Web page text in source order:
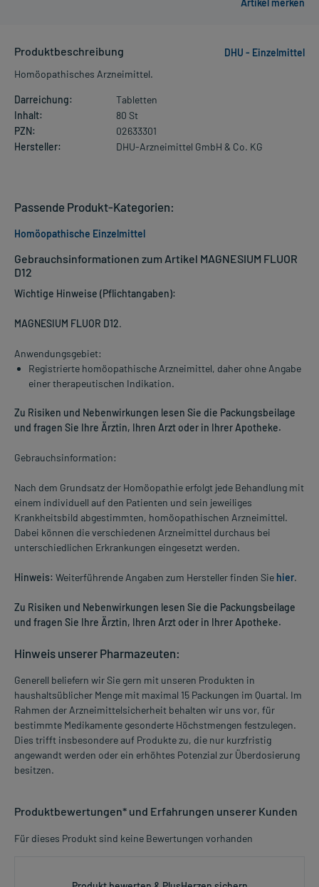
Produktbeschreibung
DHU - Einzelmittel
Homöopathisches Arzneimittel.
Darreichung:
Tabletten
Inhalt:
80 St
PZN:
02633301
Hersteller:
DHU-Arzneimittel GmbH & Co. KG
Gebrauchsinformationen zum Artikel MAGNESIUM FLUOR
D12
Wichtige Hinweise (Pflichtangaben):
MAGNESIUM FLUOR D12.
Anwendungsgebiet:
Registrierte homöopathische Arzneimittel, daher ohne Angabe
einer therapeutischen Indikation.
Zu Risiken und Nebenwirkungen lesen Sie die Packungsbeilage
und fragen Sie Ihre Ärztin, Ihren Arzt oder in Ihrer Apotheke.
Gebrauchsinformation:
Nach dem Grundsatz der Homöopathie erfolgt jede Behandlung mit
einem individuell auf den Patienten und sein jeweiliges
Krankheitsbild abgestimmten, homöopathischen Arzneimittel.
Dabei können die verschiedenen Arzneimittel durchaus bei
unterschiedlichen Erkrankungen eingesetzt werden.
Hinweis: Weiterführende Angaben zum Hersteller finden Sie hier.
Zu Risiken und Nebenwirkungen lesen Sie die Packungsbeilage
und fragen Sie Ihre Ärztin, Ihren Arzt oder in Ihrer Apotheke.
Hinweis unserer Pharmazeuten:
Generell beliefern wir Sie gern mit unseren Produkten in
haushaltsüblicher Menge mit maximal 15 Packungen im Quartal. Im
Rahmen der Arzneimittelsicherheit behalten wir uns vor, für
bestimmte Medikamente gesonderte Höchstmengen festzulegen.
Dies trifft insbesondere auf Produkte zu, die nur kurzfristig
angewandt werden oder ein erhöhtes Potenzial zur Überdosierung
besitzen.
Produktbewertungen* und Erfahrungen unserer Kunden
Für dieses Produkt sind keine Bewertungen vorhanden
Passende Produkt-Kategorien:
Homöopathische Einzelmittel